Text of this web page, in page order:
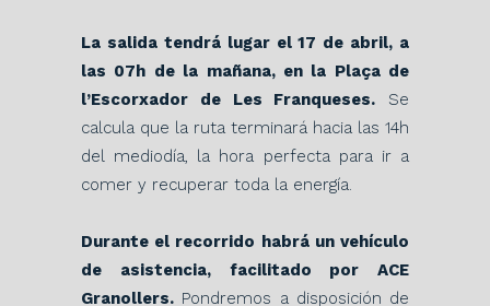
La salida tendrá lugar el 17 de abril, a
las 07h de la mañana, en la Plaça de
l’Escorxador de Les Franqueses. Se
calcula que la ruta terminará hacia las 14h
del mediodía, la hora perfecta para ir a
comer y recuperar toda la energía.
Durante el recorrido habrá un vehículo
de asistencia, facilitado por ACE
Granollers. Pondremos a disposición de